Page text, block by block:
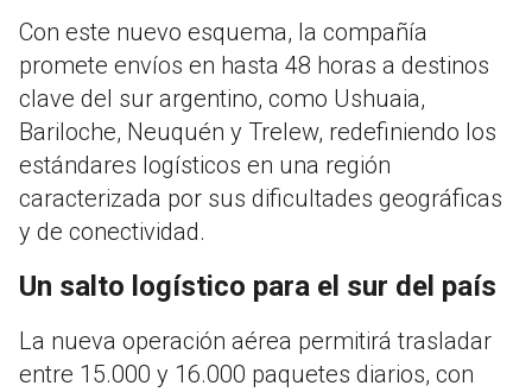
Con este nuevo esquema, la compañía
promete envíos en hasta 48 horas a destinos
clave del sur argentino, como Ushuaia,
Bariloche, Neuquén y Trelew, redefiniendo los
estándares logísticos en una región
caracterizada por sus dificultades geográficas
y de conectividad.
Un salto logístico para el sur del país
La nueva operación aérea permitirá trasladar
entre 15.000 y 16.000 paquetes diarios, con